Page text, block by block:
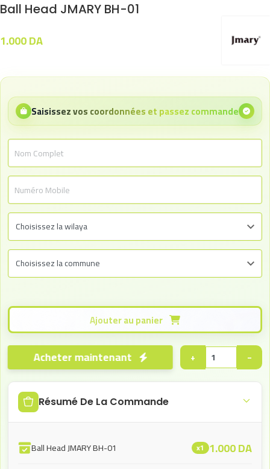
Ball Head JMARY BH-01
1.000DA
Saisissez vos coordonnées et passez commande
−
+
Acheter maintenant
Résumé De La Commande
Ball Head JMARY BH-01 x1 1.000DA